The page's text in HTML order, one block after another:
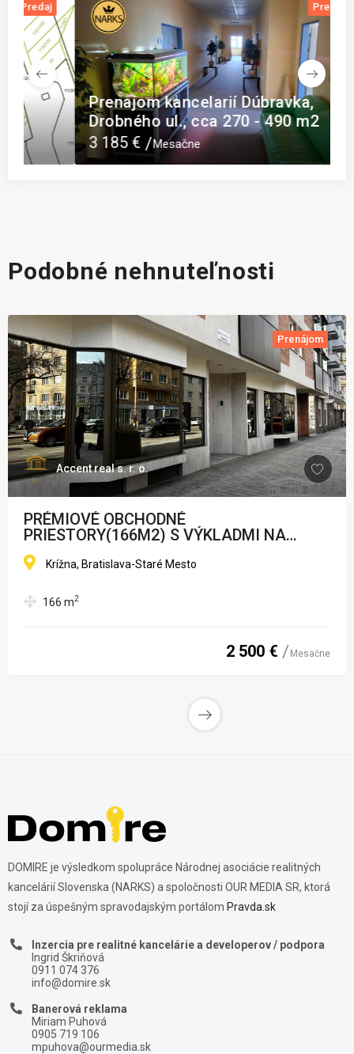
Prenajom kancelarií Dúbravka,
Drobného ul., cca 270 - 490 m2
3 185 €
Mesačne
Podobné nehnuteľnosti
Prenájom
Accent real s. r. o.
PRÉMIOVÉ OBCHODNÉ
PRIESTORY(166M2) S VÝKLADMI NA
FREKVENTOVANEJ ULICI V CENTRE -
KRÍŽNA UL.
Krížna, Bratislava-Staré Mesto
166 m2
2 500 € Mesačne
DOMIRE je výsledkom spolupráce Národnej asociácie realitných
kancelárií Slovenska (NARKS) a spoločnosti OUR MEDIA SR, ktorá
stojí za úspešným spravodajským portálom Pravda.sk
Inzercia pre realitné kancelárie a developerov / podpora
Ingrid Škriňová
0911 074 376
info@domire.sk
Banerová reklama
Miriam Puhová
0905 719 106
mpuhova@ourmedia.sk